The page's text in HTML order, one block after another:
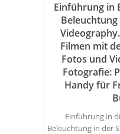
Einführung in
Filmen mit
Fotos und
Fotografie:
Handy für
Einführung in
Beleuchtung in der